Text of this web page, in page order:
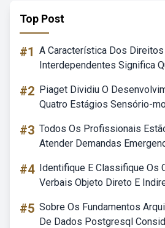
Top Post
#1 A Característica Dos
Interdependentes Significa
#2 Piaget Dividiu O
Quatro Estágios Sensório-
#3 Todos Os Profissionais
Atender Demandas
#4 Identifique E Classifique Os
Verbais Objeto Direto E
#5 Sobre Os Fundamentos
De Dados Postgresql